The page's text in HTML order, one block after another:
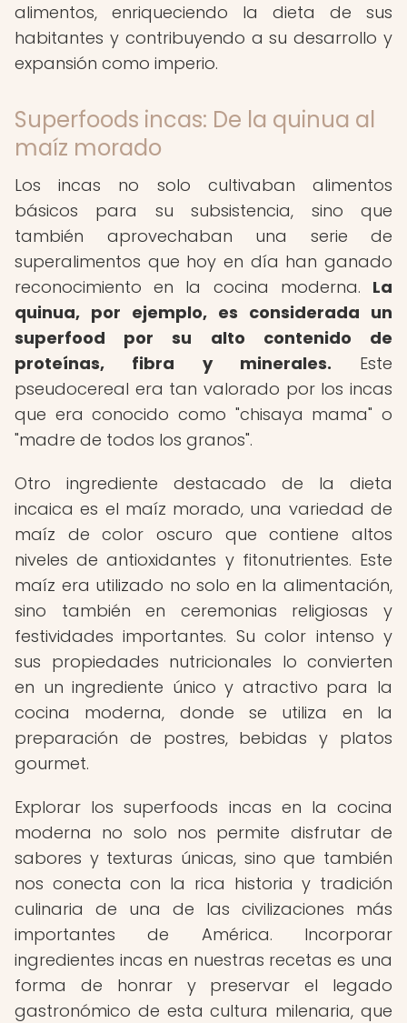
alimentos, enriqueciendo la dieta de sus
habitantes y contribuyendo a su desarrollo y
expansión como imperio.
Superfoods incas: De la quinua al
maíz morado
Los incas no solo cultivaban alimentos
básicos para su subsistencia, sino que
también aprovechaban una serie de
superalimentos que hoy en día han ganado
reconocimiento en la cocina moderna. La
quinua, por ejemplo, es considerada un
superfood por su alto contenido de
proteínas, fibra y minerales. Este
pseudocereal era tan valorado por los incas
que era conocido como "chisaya mama" o
"madre de todos los granos".
Otro ingrediente destacado de la dieta
incaica es el maíz morado, una variedad de
maíz de color oscuro que contiene altos
niveles de antioxidantes y fitonutrientes. Este
maíz era utilizado no solo en la alimentación,
sino también en ceremonias religiosas y
festividades importantes. Su color intenso y
sus propiedades nutricionales lo convierten
en un ingrediente único y atractivo para la
cocina moderna, donde se utiliza en la
preparación de postres, bebidas y platos
gourmet.
Explorar los superfoods incas en la cocina
moderna no solo nos permite disfrutar de
sabores y texturas únicas, sino que también
nos conecta con la rica historia y tradición
culinaria de una de las civilizaciones más
importantes de América. Incorporar
ingredientes incas en nuestras recetas es una
forma de honrar y preservar el legado
gastronómico de esta cultura milenaria, que